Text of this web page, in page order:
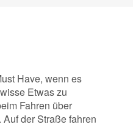
Have, wenn es
Etwas zu
Fahren über
der Straße fahren